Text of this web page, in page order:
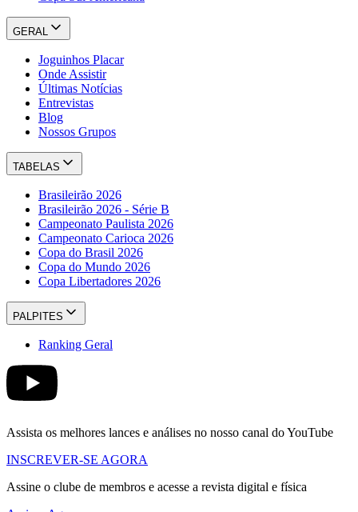
GERAL
Joguinhos Placar
Onde Assistir
Últimas Notícias
Entrevistas
Blog
Nossos Grupos
TABELAS
Brasileirão 2026
Brasileirão 2026 - Série B
Campeonato Paulista 2026
Campeonato Carioca 2026
Copa do Brasil 2026
Copa do Mundo 2026
Copa Libertadores 2026
PALPITES
Ranking Geral
Assista os melhores lances e análises no nosso canal do YouTube
INSCREVER-SE AGORA
Assine o clube de membros e acesse a revista digital e física